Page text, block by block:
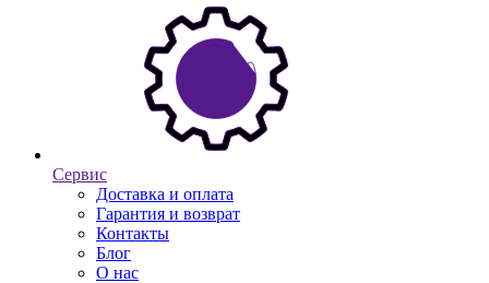
Сервис
Доставка и оплата
Гарантия и возврат
Контакты
Блог
О нас